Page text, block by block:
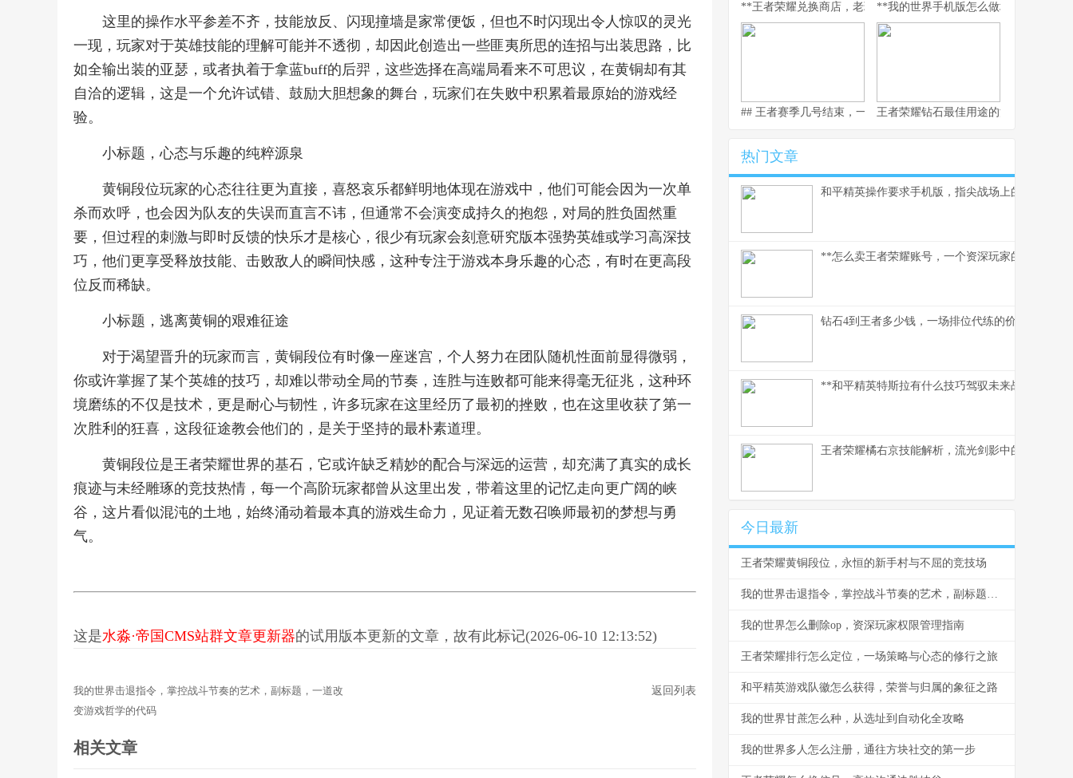
这里的操作水平参差不齐，技能放反、闪现撞墙是家常便饭，但也不时闪现出令人惊叹的灵光
一现，玩家对于英雄技能的理解可能并不透彻，却因此创造出一些匪夷所思的连招与出装思路，比
如全输出装的亚瑟，或者执着于拿蓝buff的后羿，这些选择在高端局看来不可思议，在黄铜却有其
自洽的逻辑，这是一个允许试错、鼓励大胆想象的舞台，玩家们在失败中积累着最原始的游戏经
验。
小标题，心态与乐趣的纯粹源泉
黄铜段位玩家的心态往往更为直接，喜怒哀乐都鲜明地体现在游戏中，他们可能会因为一次单
杀而欢呼，也会因为队友的失误而直言不讳，但通常不会演变成持久的抱怨，对局的胜负固然重
要，但过程的刺激与即时反馈的快乐才是核心，很少有玩家会刻意研究版本强势英雄或学习高深技
巧，他们更享受释放技能、击败敌人的瞬间快感，这种专注于游戏本身乐趣的心态，有时在更高段
位反而稀缺。
小标题，逃离黄铜的艰难征途
对于渴望晋升的玩家而言，黄铜段位有时像一座迷宫，个人努力在团队随机性面前显得微弱，
你或许掌握了某个英雄的技巧，却难以带动全局的节奏，连胜与连败都可能来得毫无征兆，这种环
境磨练的不仅是技术，更是耐心与韧性，许多玩家在这里经历了最初的挫败，也在这里收获了第一
次胜利的狂喜，这段征途教会他们的，是关于坚持的最朴素道理。
黄铜段位是王者荣耀世界的基石，它或许缺乏精妙的配合与深远的运营，却充满了真实的成长
痕迹与未经雕琢的竞技热情，每一个高阶玩家都曾从这里出发，带着这里的记忆走向更广阔的峡
谷，这片看似混沌的土地，始终涌动着最本真的游戏生命力，见证着无数召唤师最初的梦想与勇
气。
这是水淼·帝国CMS站群文章更新器的试用版本更新的文章，故有此标记(2026-06-10 12:13:52)
我的世界击退指令，掌控战斗节奏的艺术，副标题，一道改
变游戏哲学的代码
返回列表
相关文章
**王者荣耀兑换商店，老玩家的策略与情怀之地，副标题，积攒与
**我的世界手机版怎么做地狱门，手机
## 王者赛季几号结束，一场全民竞逐的时光仪式
王者荣耀钻石最佳用途的深度解析，副
热门文章
和平精英操作要求手机版，指尖战场上的生存法则
**怎么卖王者荣耀账号，一个资深玩家的实操指
钻石4到王者多少钱，一场排位代练的价格迷思，
**和平精英特斯拉有什么技巧驾驭未来战场的磁暴
王者荣耀橘右京技能解析，流光剑影中的刺客艺
今日最新
王者荣耀黄铜段位，永恒的新手村与不屈的竞技场
我的世界击退指令，掌控战斗节奏的艺术，副标题，一道改变游戏哲学的代码
我的世界怎么删除op，资深玩家权限管理指南
王者荣耀排行怎么定位，一场策略与心态的修行之旅
和平精英游戏队徽怎么获得，荣誉与归属的象征之路
我的世界甘蔗怎么种，从选址到自动化全攻略
我的世界多人怎么注册，通往方块社交的第一步